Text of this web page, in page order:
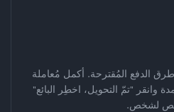
طرق الدفع المُقترحة. أكمل مُعاملة
وانقر "تمّ التحويل، اخطِر البائع"